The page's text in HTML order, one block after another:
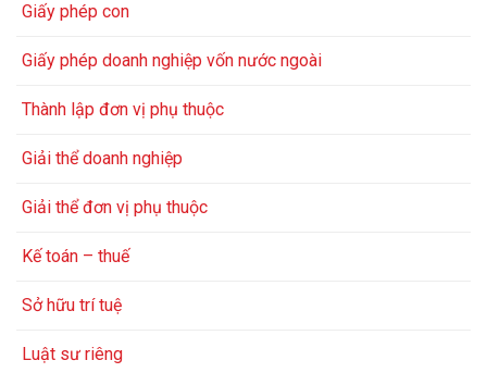
Giấy phép con
Giấy phép doanh nghiệp vốn nước ngoài
Thành lập đơn vị phụ thuộc
Giải thể doanh nghiệp
Giải thể đơn vị phụ thuộc
Kế toán – thuế
Sở hữu trí tuệ
Luật sư riêng